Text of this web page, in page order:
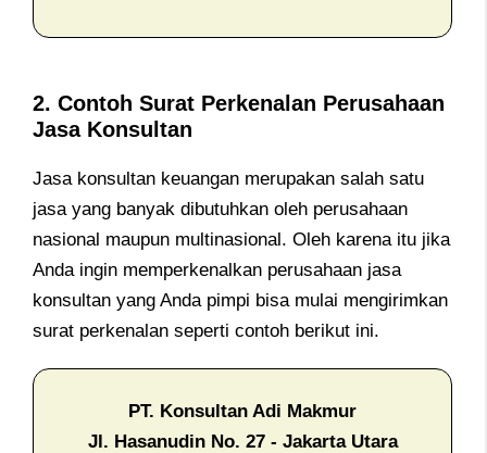
2. Contoh Surat Perkenalan Perusahaan
JasaKonsultan
Jasa konsultan keuangan merupakan salah satu
jasa yang banyak dibutuhkan oleh perusahaan
nasional maupun multinasional. Oleh karena itu jika
Anda ingin memperkenalkan perusahaan jasa
konsultan yang Anda pimpi bisa mulai mengirimkan
surat perkenalan seperti contoh berikut ini.
PT. Konsultan Adi Makmur
Jl. Hasanudin No. 27 - Jakarta Utara